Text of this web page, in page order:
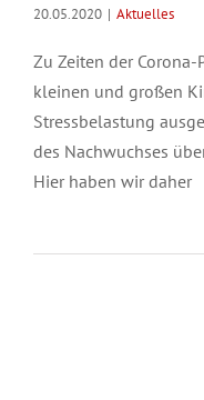
20.05.2020 | Aktuelles
Zu Zeiten der
kleinen und großen
Stressbelastung
des Nachwuchses
Hier haben wir daher